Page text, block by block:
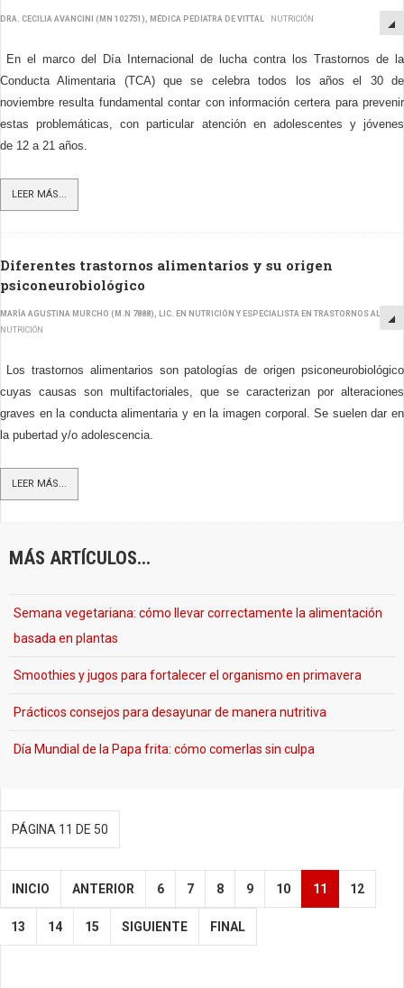
DRA. CECILIA AVANCINI (MN 102751), MÉDICA PEDIATRA DE VITTAL NUTRICIÓN
En el marco del Día Internacional de lucha contra los Trastornos de la
Conducta Alimentaria (TCA) que se celebra todos los años el 30 de
noviembre resulta fundamental contar con información certera para prevenir
estas problemáticas, con particular atención en adolescentes y jóvenes
de 12 a 21 años.
LEER MÁS...
Diferentes trastornos alimentarios y su origen
psiconeurobiológico
MARÍA AGUSTINA MURCHO (M.N 7888), LIC. EN NUTRICIÓN Y ESPECIALISTA EN TRASTORNOS
NUTRICIÓN
Los trastornos alimentarios son patologías de origen psiconeurobiológico
cuyas causas son multifactoriales, que se caracterizan por alteraciones
graves en la conducta alimentaria y en la imagen corporal. Se suelen dar en
la pubertad y/o adolescencia.
LEER MÁS...
MÁS ARTÍCULOS...
Semana vegetariana: cómo llevar correctamente la alimentación
basada en plantas
Smoothies y jugos para fortalecer el organismo en primavera
Prácticos consejos para desayunar de manera nutritiva
Día Mundial de la Papa frita: cómo comerlas sin culpa
PÁGINA 11 DE 50
INICIO ANTERIOR 6 7 8 9 10 11 12
13 14 15 SIGUIENTE FINAL